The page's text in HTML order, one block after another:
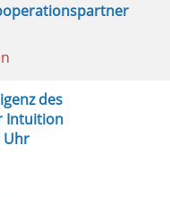
des
Intuition
Uhr